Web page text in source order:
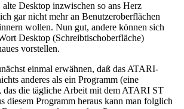
Desktop inzwischen so ans Herz
gar nicht mehr an Benutzeroberflächen
wollen. Nun gut, andere können sich
Desktop (Schreibtischoberfläche)
vorstellen.
einmal erwähnen, daß das ATARI-
anderes als ein Programm (eine
das die tägliche Arbeit mit dem ATARI ST
diesem Programm heraus kann man folglich